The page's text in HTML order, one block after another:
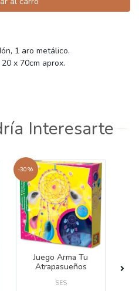
1 aro metálico.
x 70cm aprox.
Interesarte
-30%
Juego Arma Tu
Atrapasueños
SES